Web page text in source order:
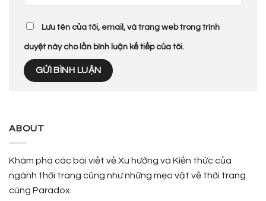
Lưu tên của tôi, email, và trang web trong trình
duyệt này cho lần bình luận kế tiếp của tôi.
ABOUT
Khám phá các bài viết về Xu hướng và Kiến thức của
ngành thời trang cũng như những mẹo vặt về thời trang
cùng Paradox.